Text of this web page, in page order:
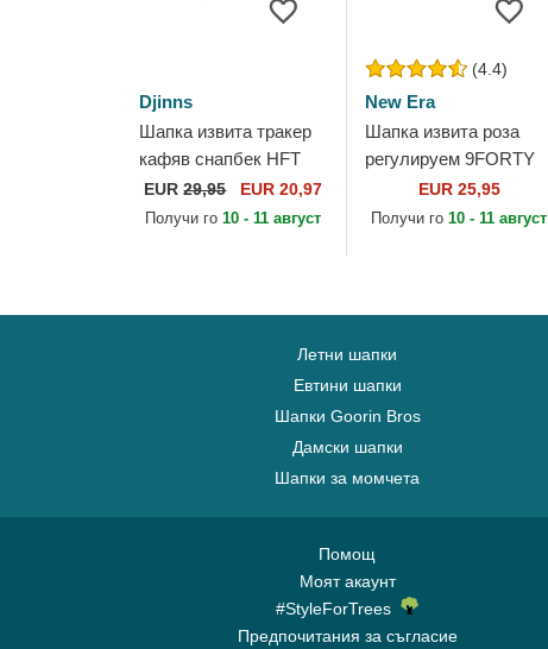
Djinns
Шапка извита тракер
кафяв снапбек HFT
Pole Fleece от Djinns
EUR29,95 EUR 20,97
Получи го10 - 11 август
(4.4)
New Era
Шапка извита роза
регулируем 9FORTY
League Essential на
New York Yankees
EUR 25,95
Получи го10 - 11 август
Летни шапки
Евтини шапки
Шапки Goorin Bros
Дамски шапки
Шапки за момчета
Помощ
Моят акаунт
#StyleForTrees
Предпочитания за съгласие